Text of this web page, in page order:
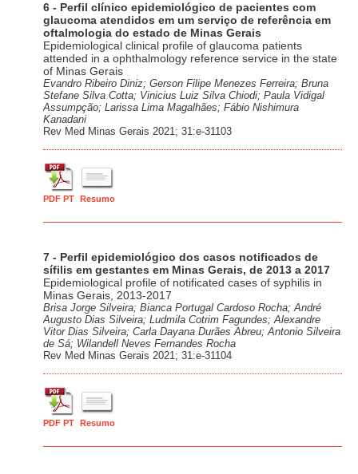
6 - Perfil clínico epidemiológico de pacientes com
glaucoma atendidos em um serviço de referência em
oftalmologia do estado de Minas Gerais
Epidemiological clinical profile of glaucoma patients
attended in a ophthalmology reference service in the state
of Minas Gerais
Evandro Ribeiro Diniz; Gerson Filipe Menezes Ferreira; Bruna
Stefane Silva Cotta; Vinicius Luiz Silva Chiodi; Paula Vidigal
Assumpção; Larissa Lima Magalhães; Fábio Nishimura
Kanadani
Rev Med Minas Gerais 2021; 31:e-31103
PDF PT Resumo
7 - Perfil epidemiológico dos casos notificados de
sífilis em gestantes em Minas Gerais, de 2013 a 2017
Epidemiological profile of notificated cases of syphilis in
Minas Gerais, 2013-2017
Brisa Jorge Silveira; Bianca Portugal Cardoso Rocha; André
Augusto Dias Silveira; Ludmila Cotrim Fagundes; Alexandre
Vitor Dias Silveira; Carla Dayana Durães Abreu; Antonio Silveira
de Sá; Wilandell Neves Fernandes Rocha
Rev Med Minas Gerais 2021; 31:e-31104
PDF PT Resumo